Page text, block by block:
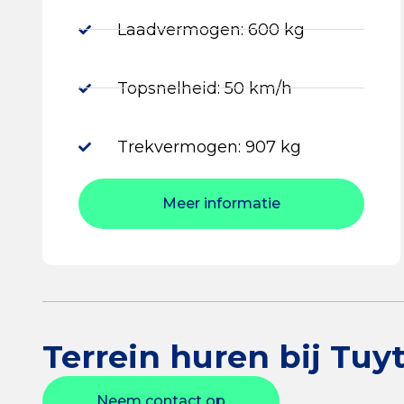
Laadvermogen: 600 kg
Topsnelheid: 50 km/h
Trekvermogen: 907 kg
Meer informatie
Terrein huren bij